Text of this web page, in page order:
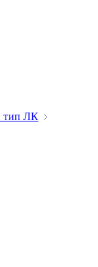
тип ЛК